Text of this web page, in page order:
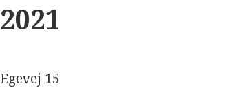
2021
Egevej 15